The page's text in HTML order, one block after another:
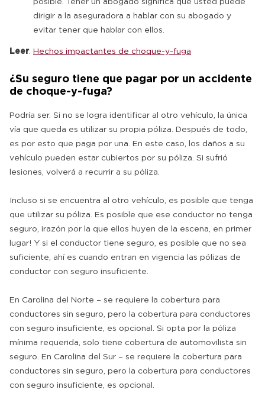
dirigir a la aseguradora a hablar con su abogado y
evitar tener que hablar con ellos.
Leer: Hechos impactantes de choque-y-fuga
¿Su seguro tiene que pagar por un accidente
de choque-y-fuga?
Podría ser. Si no se logra identificar al otro vehículo, la única
vía que queda es utilizar su propia póliza. Después de todo,
es por esto que paga por una. En este caso, los daños a su
vehículo pueden estar cubiertos por su póliza. Si sufrió
lesiones, volverá a recurrir a su póliza.
Incluso si se encuentra al otro vehículo, es posible que tenga
que utilizar su póliza. Es posible que ese conductor no tenga
seguro, ¡razón por la que ellos huyen de la escena, en primer
lugar! Y si el conductor tiene seguro, es posible que no sea
suficiente, ahí es cuando entran en vigencia las pólizas de
conductor con seguro insuficiente.
En Carolina del Norte – se requiere la cobertura para
conductores sin seguro, pero la cobertura para conductores
con seguro insuficiente, es opcional. Si opta por la póliza
mínima requerida, solo tiene cobertura de automovilista sin
seguro. En Carolina del Sur – se requiere la cobertura para
conductores sin seguro, pero la cobertura para conductores
con seguro insuficiente, es opcional.